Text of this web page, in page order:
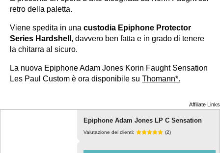
retro della paletta.
Viene spedita in una custodia Epiphone Protector
Series Hardshell , davvero ben fatta e in grado di tenere
la chitarra al sicuro.
La nuova Epiphone Adam Jones Korin Faught Sensation
Les Paul Custom è ora disponibile su Thomann*.
Affiliate Links
Epiphone Adam Jones LP C Sensation
Valutazione dei clienti: (2)